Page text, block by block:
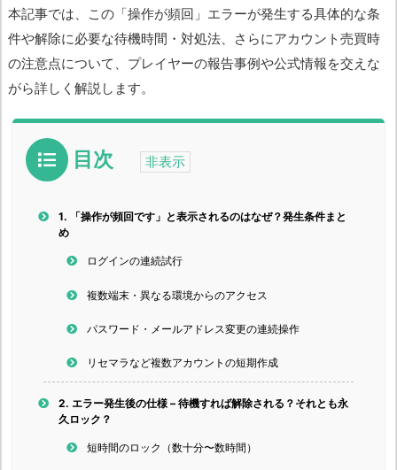
本記事では、この「操作が頻回」エラーが発生する具体的な条
件や解除に必要な待機時間・対処法、さらにアカウント売買時
の注意点について、プレイヤーの報告事例や公式情報を交えな
がら詳しく解説します。
目次
1. 「操作が頻回です」と表示されるのはなぜ？発生条件まと
め
ログインの連続試行
複数端末・異なる環境からのアクセス
パスワード・メールアドレス変更の連続操作
リセマラなど複数アカウントの短期作成
2. エラー発生後の仕様 – 待機すれば解除される？それとも永
久ロック？
短時間のロック（数十分〜数時間）